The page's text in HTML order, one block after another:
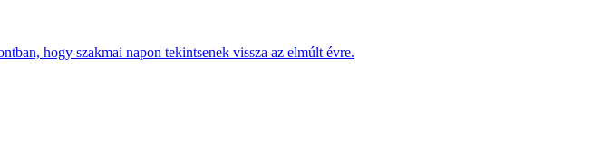
hogy szakmai napon tekintsenek vissza az elmúlt évre.